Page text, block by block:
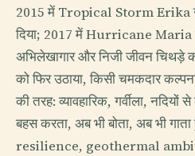
2015 में Tropical Storm Erika
दिया; 2017 में Hurricane Maria
अभिलेखागार और निजी जीवन चिथड़े
को फिर उठाया, किसी चमकदार
की तरह: व्यावहारिक, गर्वीला, नदियों
बहस करता, अब भी बोता, अब भी
resilience, geothermal